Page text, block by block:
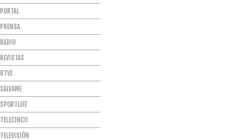
PORTAL
PRENSA
RADIO
REVISTAS
RTVE
SÁLVAME
SPORTLIFE
TELECINCO
TELEVISIÓN